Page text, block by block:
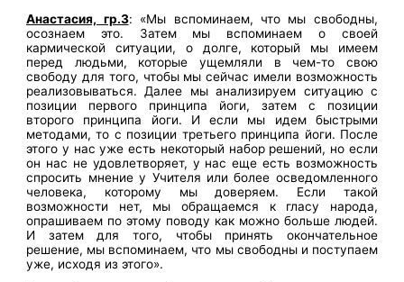
Анастасия, гр.3: «Мы вспоминаем, что мы свободны,
осознаем это. Затем мы вспоминаем о своей
кармической ситуации, о долге, который мы имеем
перед людьми, которые ущемляли в чем-то свою
свободу для того, чтобы мы сейчас имели возможность
реализовываться. Далее мы анализируем ситуацию с
позиции первого принципа йоги, затем с позиции
второго принципа йоги. И если мы идем быстрыми
методами, то с позиции третьего принципа йоги. После
этого у нас уже есть некоторый набор решений, но если
он нас не удовлетворяет, у нас еще есть возможность
спросить мнение у Учителя или более осведомленного
человека, которому мы доверяем. Если такой
возможности нет, мы обращаемся к гласу народа,
опрашиваем по этому поводу как можно больше людей.
И затем для того, чтобы принять окончательное
решение, мы вспоминаем, что мы свободны и поступаем
уже, исходя из этого».